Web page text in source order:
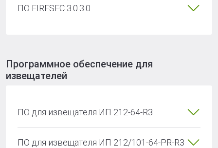
ПО FIRESEC 3.0.3.0
Программное обеспечение для
извещателей
ПО для извещателя ИП 212-64-R3
ПО для извещателя ИП 212/101-64-PR-R3